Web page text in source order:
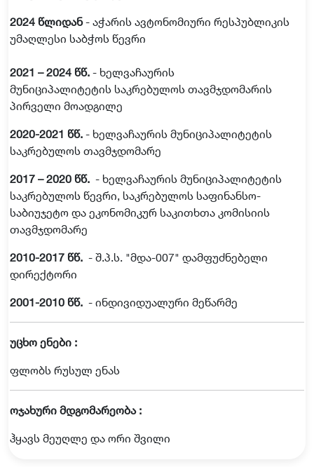
2024 წლიდან- აჭარის ავტონომიური რესპუბლიკის
უმაღლესი საბჭოს წევრი
2021 – 2024 წწ. - ხელვაჩაურის
მუნიციპალიტეტის საკრებულოს თავმჯდომარის
პირველი მოადგილე
2020-2021 წწ. - ხელვაჩაურის მუნიციპალიტეტის
საკრებულოს თავმჯდომარე
2017 – 2020 წწ. - ხელვაჩაურის მუნიციპალიტეტის
საკრებულოს წევრი, საკრებულოს საფინანსო-
საბიუჯეტო და ეკონომიკურ საკითხთა კომისიის
თავმჯდომარე
2010-2017 წწ. - შ.პ.ს. "მდა-007" დამფუძნებელი
დირექტორი
2001-2010 წწ. - ინდივიდუალური მეწარმე
უცხო ენები :
ფლობს რუსულ ენას
ოჯახური მდგომარეობა :
ჰყავს მეუღლე და ორი შვილი